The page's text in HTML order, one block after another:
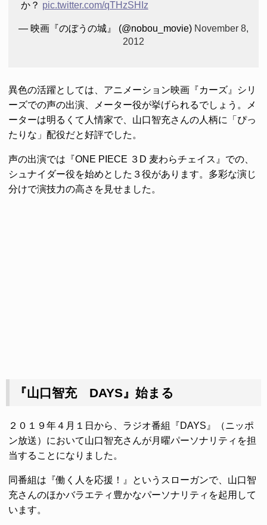
か？ pic.twitter.com/qTHzSHIz
— 映画『のぼうの城』 (@nobou_movie) November 8,
2012
異色の活躍としては、アニメーション映画『カーズ』シリ
ーズでの声の出演、メーター役が挙げられるでしょう。メ
ーターは明るくて人情家で、山口智充さんの人柄に「ぴっ
たりな」配役だと好評でした。
声の出演では『ONE PIECE ３D 麦わらチェイス』での、
シュナイダー役を始めとした３役があります。多彩な演じ
分けで演技力の高さを見せました。
『山口智充 DAYS』始まる
２０１９年４月１日から、ラジオ番組『DAYS』（ニッポ
ン放送）において山口智充さんが月曜パーソナリティを担
当することになりました。
同番組は『働く人を応援！』というスローガンで、山口智
充さんのほかバラエティ豊かなパーソナリティを起用して
います。